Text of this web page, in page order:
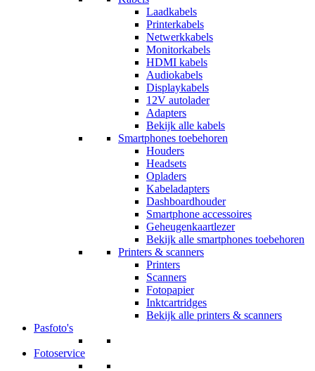
Laadkabels
Printerkabels
Netwerkkabels
Monitorkabels
HDMI kabels
Audiokabels
Displaykabels
12V autolader
Adapters
Bekijk alle kabels
Smartphones toebehoren
Houders
Headsets
Opladers
Kabeladapters
Dashboardhouder
Smartphone accessoires
Geheugenkaartlezer
Bekijk alle smartphones toebehoren
Printers & scanners
Printers
Scanners
Fotopapier
Inktcartridges
Bekijk alle printers & scanners
Pasfoto's
Fotoservice